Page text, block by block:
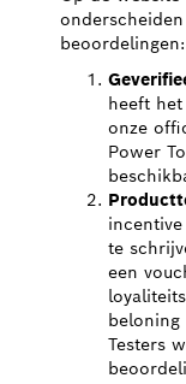
beoordelingen:
heeft
onze
Power
te
een
Testers